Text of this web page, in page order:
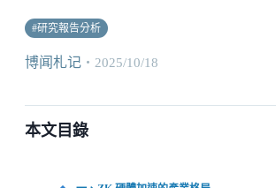
#研究報告分析
博闻札记 ・ 2025/10/18
本文目錄